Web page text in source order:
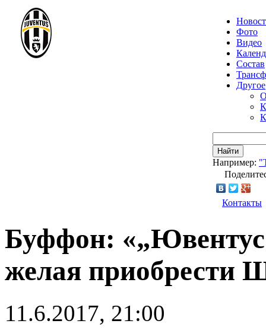
Фото
Видео
Состав
Другое
Найти
Например:
Контакты
Буффон:
желая приобрести
11.6.2017, 21:00